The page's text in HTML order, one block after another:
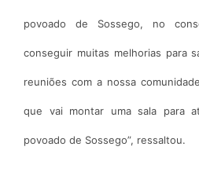
povoado de Sossego, no
conseguir muitas melhorias para
reuniões com a nossa
que vai montar uma sala para
povoado de Sossego”, ressaltou.